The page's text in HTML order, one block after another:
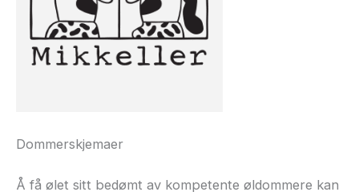
Dommerskjemaer
Å få ølet sitt bedømt av kompetente øldommere kan